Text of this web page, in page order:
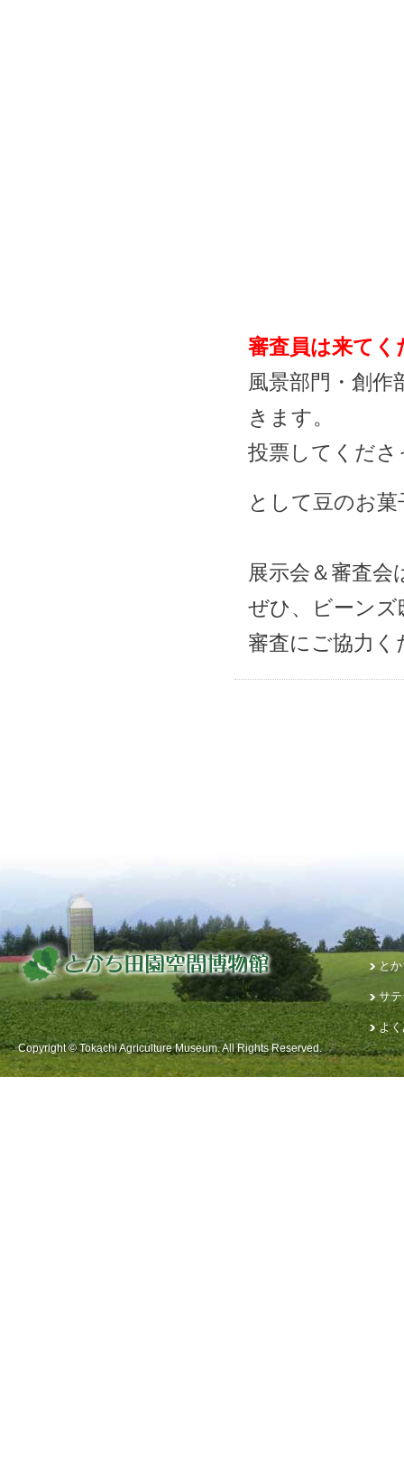
審査員は来て
風景部門・創
きます。
投票してくださ
として豆のお
展示会＆審査
ぜひ、ビーン
審査にご協力く
と
サ
よ
Copyright © Tokachi Agriculture Museum. All Rights Reserved.